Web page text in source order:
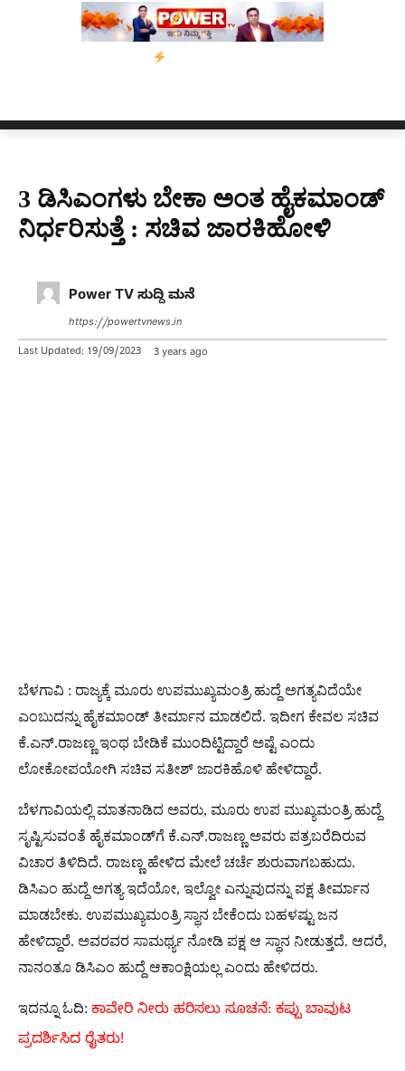
ನ್ಯೂಸ್ ಕಾರ್ಪ್‌ಗೆ ಎಐಯಿಂದ ಸಂಕಷ್ಟ: ಆಸ್ಟ್ರೇಲಿಯಾದಲ್ಲಿ
3 ಡಿಸಿಎಂಗಳು ಬೇಕಾ ಅಂತ ಹೈಕಮಾಂಡ್‌
ನಿರ್ಧರಿಸುತ್ತೆ : ಸಚಿವ ಜಾರಕಿಹೋಳಿ
Power TV ಸುದ್ದಿ ಮನೆ
https://powertvnews.in
Last Updated: 19/09/2023 3 years ago
ಬೆಳಗಾವಿ : ರಾಜ್ಯಕ್ಕೆ ಮೂರು ಉಪಮುಖ್ಯಮಂತ್ರಿ ಹುದ್ದೆ ಅಗತ್ಯವಿದೆಯೇ
ಎಂಬುದನ್ನು ಹೈಕಮಾಂಡ್‌ ತೀರ್ಮಾನ ಮಾಡಲಿದೆ. ಇದೀಗ ಕೇವಲ ಸಚಿವ
ಕೆ.ಎನ್‌.ರಾಜಣ್ಣ ಇಂಥ ಬೇಡಿಕೆ ಮುಂದಿಟ್ಟಿದ್ದಾರೆ ಅಷ್ಟೆ ಎಂದು
ಲೋಕೋಪಯೋಗಿ ಸಚಿವ ಸತೀಶ್ ಜಾರಕಿಹೊಳಿ ಹೇಳಿದ್ದಾರೆ.
ಬೆಳಗಾವಿಯಲ್ಲಿ ಮಾತನಾಡಿದ ಅವರು, ಮೂರು ಉಪ ಮುಖ್ಯಮಂತ್ರಿ ಹುದ್ದೆ
ಸೃಷ್ಟಿಸುವಂತೆ ಹೈಕಮಾಂಡ್‌ಗೆ ಕೆ.ಎನ್‌.ರಾಜಣ್ಣ ಅವರು ಪತ್ರಬರೆದಿರುವ
ವಿಚಾರ ತಿಳಿದಿದೆ. ರಾಜಣ್ಣ ಹೇಳಿದ ಮೇಲೆ ಚರ್ಚೆ ಶುರುವಾಗಬಹುದು.
ಡಿಸಿಎಂ ಹುದ್ದೆ ಅಗತ್ಯ ಇದೆಯೋ, ಇಲ್ವೋ ಎನ್ನುವುದನ್ನು ಪಕ್ಷ ತೀರ್ಮಾನ
ಮಾಡಬೇಕು. ಉಪಮುಖ್ಯಮಂತ್ರಿ ಸ್ಥಾನ ಬೇಕೆಂದು ಬಹಳಷ್ಟು ಜನ
ಹೇಳಿದ್ದಾರೆ. ಅವರವರ ಸಾಮರ್ಥ್ಯ ನೋಡಿ ಪಕ್ಷ ಆ ಸ್ಥಾನ ನೀಡುತ್ತದೆ. ಆದರೆ,
ನಾನಂತೂ ಡಿಸಿಎಂ ಹುದ್ದೆ ಆಕಾಂಕ್ಷಿಯಲ್ಲ ಎಂದು ಹೇಳಿದರು.
ಇದನ್ನೂ ಓದಿ: ಕಾವೇರಿ ನೀರು ಹರಿಸಲು ಸೂಚನೆ: ಕಪ್ಪು ಬಾವುಟ
ಪ್ರದರ್ಶಿಸಿದ ರೈತರು!